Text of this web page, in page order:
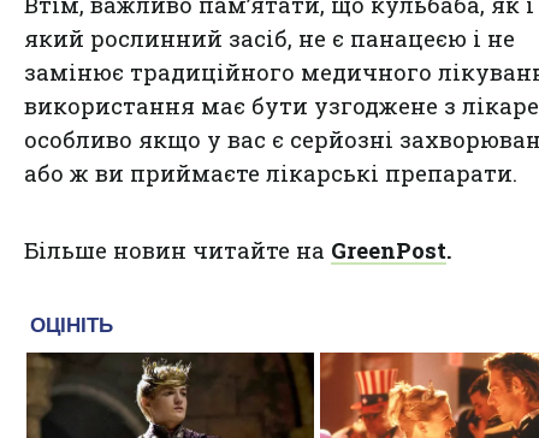
який рослинний засіб, не є панацеєю і не
замінює традиційного медичного
використання має бути узгоджене з
особливо якщо у вас є серйозні
або ж ви приймаєте лікарські препарати.
Більше новин читайте на GreenPost.